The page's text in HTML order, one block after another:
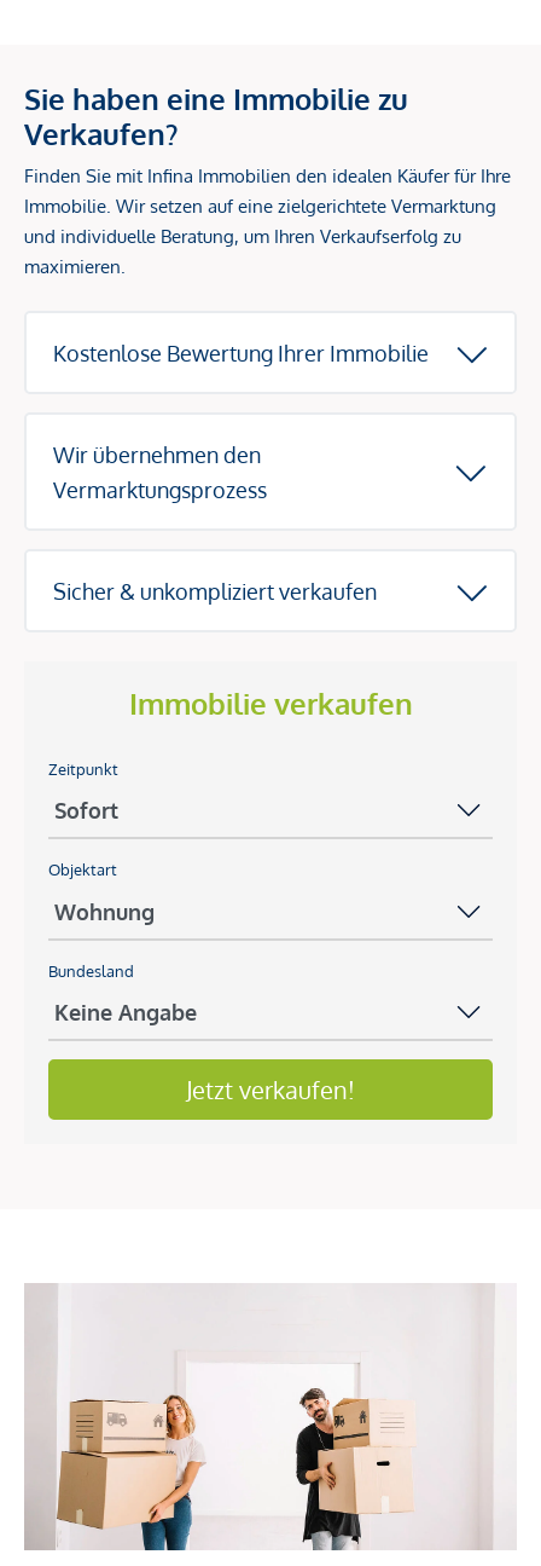
Sie haben eine Immobilie zu
Verkaufen?
Finden Sie mit Infina Immobilien den idealen Käufer für Ihre
Immobilie. Wir setzen auf eine zielgerichtete Vermarktung
und individuelle Beratung, um Ihren Verkaufserfolg zu
maximieren.
Kostenlose Bewertung Ihrer Immobilie
Wir übernehmen den
Vermarktungsprozess
Sicher & unkompliziert verkaufen
Immobilie verkaufen
Zeitpunkt
Objektart
Bundesland
Jetzt verkaufen!